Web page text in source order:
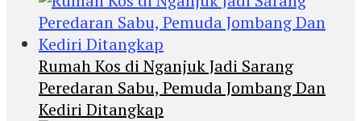
Rumah Kos di Nganjuk Jadi Sarang
Peredaran Sabu, Pemuda Jombang Dan
Kediri Ditangkap